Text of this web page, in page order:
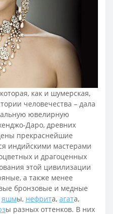
как и шумерская,
человечества – дала
ювелирную
Даро, древних
прекраснейшие
индийскими мастерами
и драгоценных
этой цивилизации
а также менее
бронзовые и медные
яшмы, нефрита, агата,
ы разных оттенков. В них